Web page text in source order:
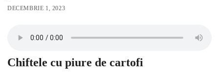
DECEMBRIE 1, 2023
Chiftele cu piure de cartofi